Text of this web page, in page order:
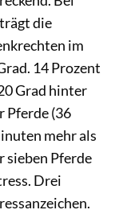
die
im
14 Prozent
Grad hinter
Pferde (36
mehr als
sieben Pferde
Drei